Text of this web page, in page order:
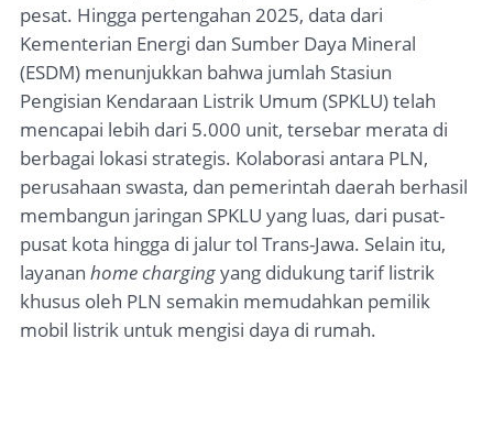
pesat. Hingga pertengahan 2025, data dari
Kementerian Energi dan Sumber Daya Mineral
(ESDM) menunjukkan bahwa jumlah Stasiun
Pengisian Kendaraan Listrik Umum (SPKLU) telah
mencapai lebih dari 5.000 unit, tersebar merata di
berbagai lokasi strategis. Kolaborasi antara PLN,
perusahaan swasta, dan pemerintah daerah berhasil
membangun jaringan SPKLU yang luas, dari pusat-
pusat kota hingga di jalur tol Trans-Jawa. Selain itu,
layanan home chargingyang didukung tarif listrik
khusus oleh PLN semakin memudahkan pemilik
mobil listrik untuk mengisi daya di rumah.